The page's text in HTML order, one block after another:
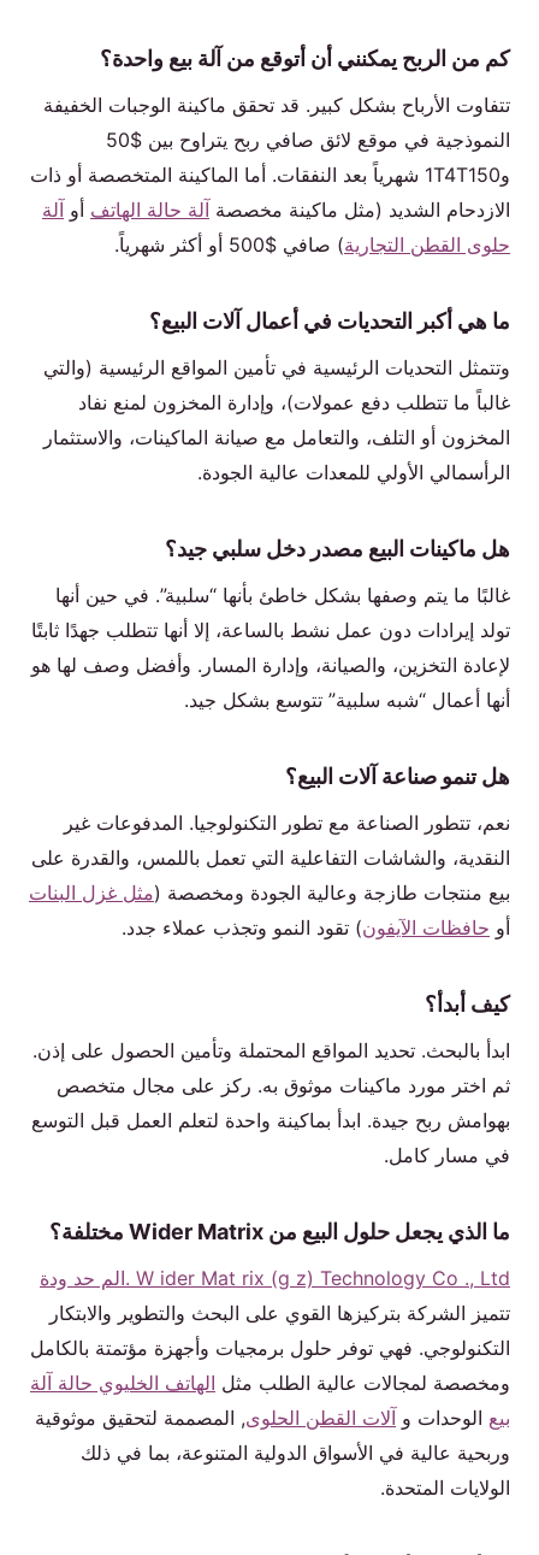
كم من الربح يمكنني أن أتوقع من آلة بيع واحدة؟
تتفاوت الأرباح بشكل كبير. قد تحقق ماكينة الوجبات الخفيفة
النموذجية في موقع لائق صافي ربح يتراوح بين $50
و1T4T150 شهرياً بعد النفقات. أما الماكينة المتخصصة أو ذات
الازدحام الشديد (مثل ماكينة مخصصة آلة حالة الهاتف أو آلة
حلوى القطن التجارية) صافي $500 أو أكثر شهرياً.
ما هي أكبر التحديات في أعمال آلات البيع؟
وتتمثل التحديات الرئيسية في تأمين المواقع الرئيسية (والتي
غالباً ما تتطلب دفع عمولات)، وإدارة المخزون لمنع نفاد
المخزون أو التلف، والتعامل مع صيانة الماكينات، والاستثمار
الرأسمالي الأولي للمعدات عالية الجودة.
هل ماكينات البيع مصدر دخل سلبي جيد؟
غالبًا ما يتم وصفها بشكل خاطئ بأنها “سلبية”. في حين أنها
تولد إيرادات دون عمل نشط بالساعة، إلا أنها تتطلب جهدًا ثابتًا
لإعادة التخزين، والصيانة، وإدارة المسار. وأفضل وصف لها هو
أنها أعمال “شبه سلبية” تتوسع بشكل جيد.
هل تنمو صناعة آلات البيع؟
نعم، تتطور الصناعة مع تطور التكنولوجيا. المدفوعات غير
النقدية، والشاشات التفاعلية التي تعمل باللمس، والقدرة على
بيع منتجات طازجة وعالية الجودة ومخصصة (مثل غزل البنات
أو حافظات الآيفون) تقود النمو وتجذب عملاء جدد.
كيف أبدأ؟
ابدأ بالبحث. تحديد المواقع المحتملة وتأمين الحصول على إذن.
ثم اختر مورد ماكينات موثوق به. ركز على مجال متخصص
بهوامش ربح جيدة. ابدأ بماكينة واحدة لتعلم العمل قبل التوسع
في مسار كامل.
ما الذي يجعل حلول البيع من Wider Matrix مختلفة؟
W ider Mat rix (g z) Technology Co ., Ltd .الم حد ودة
تتميز الشركة بتركيزها القوي على البحث والتطوير والابتكار
التكنولوجي. فهي توفر حلول برمجيات وأجهزة مؤتمتة بالكامل
ومخصصة لمجالات عالية الطلب مثل الهاتف الخليوي حالة آلة
بيع الوحدات و آلات القطن الحلوى, المصممة لتحقيق موثوقية
وربحية عالية في الأسواق الدولية المتنوعة، بما في ذلك
الولايات المتحدة.